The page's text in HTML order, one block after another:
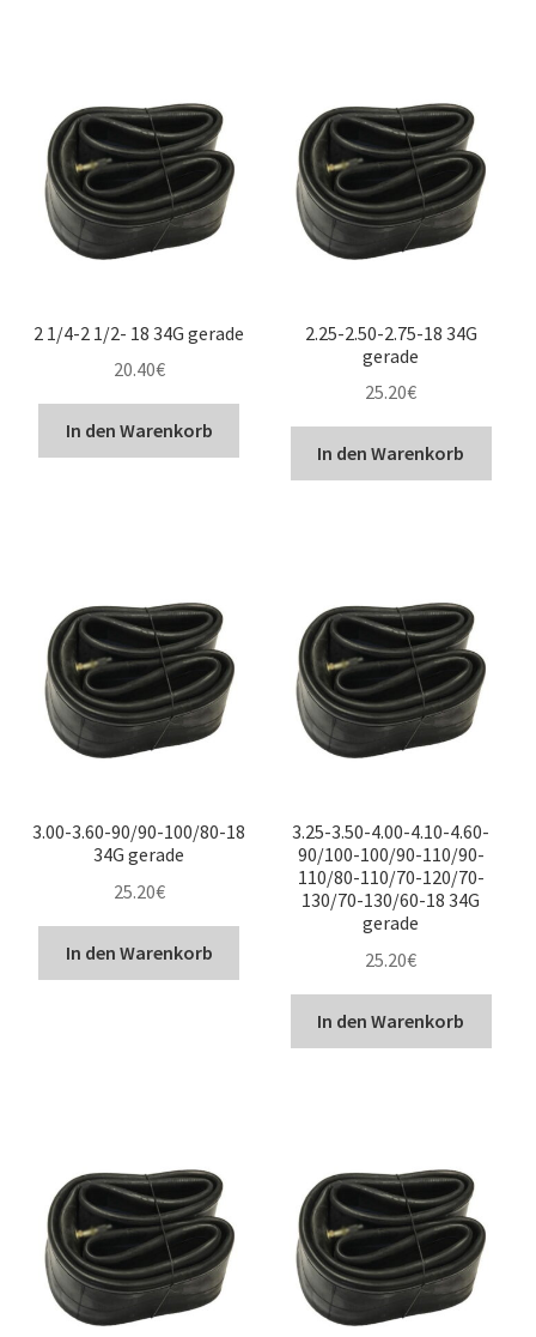
2 1/4-2 1/2- 18 34G gerade
20.40€
In den Warenkorb
2.25-2.50-2.75-18 34G
gerade
25.20€
In den Warenkorb
3.00-3.60-90/90-100/80-18
34G gerade
25.20€
In den Warenkorb
3.25-3.50-4.00-4.10-4.60-
90/100-100/90-110/90-
110/80-110/70-120/70-
130/70-130/60-18 34G
gerade
25.20€
In den Warenkorb